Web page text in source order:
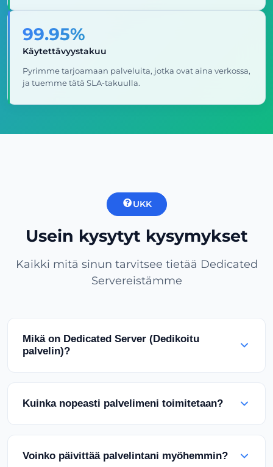
99.95%
Käytettävyystakuu
Pyrimme tarjoamaan palveluita, jotka ovat aina verkossa,
ja tuemme tätä SLA-takuulla.
UKK
Usein kysytyt kysymykset
Kaikki mitä sinun tarvitsee tietää Dedicated
Servereistämme
Mikä on Dedicated Server (Dedikoitu
palvelin)?
jaetussa hostingissa tai VPS:ssä, saat 100 %
palvelimen resursseista, mukaan lukien CPU,
täydellä root-käyttöoikeudella.
Kuinka nopeasti palvelimeni toimitetaan?
Mukautettujen kokoonpanojen käyttöönotto voi
Voinko päivittää palvelintani myöhemmin?